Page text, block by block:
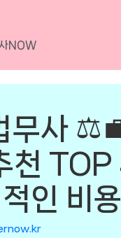
NOW
무사
천
인 비